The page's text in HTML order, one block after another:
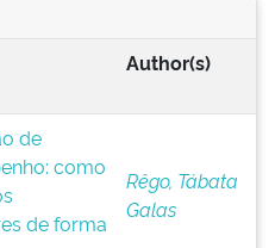
Author(s)
de
como
de forma
Rêgo, Tábata
Galas